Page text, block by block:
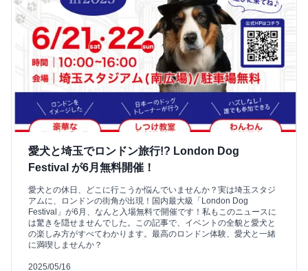
愛犬と埼玉でロンドン旅行!? London Dog
Festival が6月無料開催！
愛犬との休日、どこに行こうか悩んでいませんか？実は埼玉スタジ
アムに、ロンドンの街角が出現！国内最大級「London Dog
Festival」が6月、なんと入場無料で開催です！私もこのニュースに
は驚きを隠せませんでした。この記事で、イベントの全貌と愛犬と
の楽しみ方がすべてわかります。最高のロンドン体験、愛犬と一緒
に満喫しませんか？
2025/05/16